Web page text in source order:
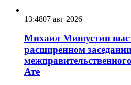
13:4807 авг 2026
Михаил Мишустин
расширенном
Ате